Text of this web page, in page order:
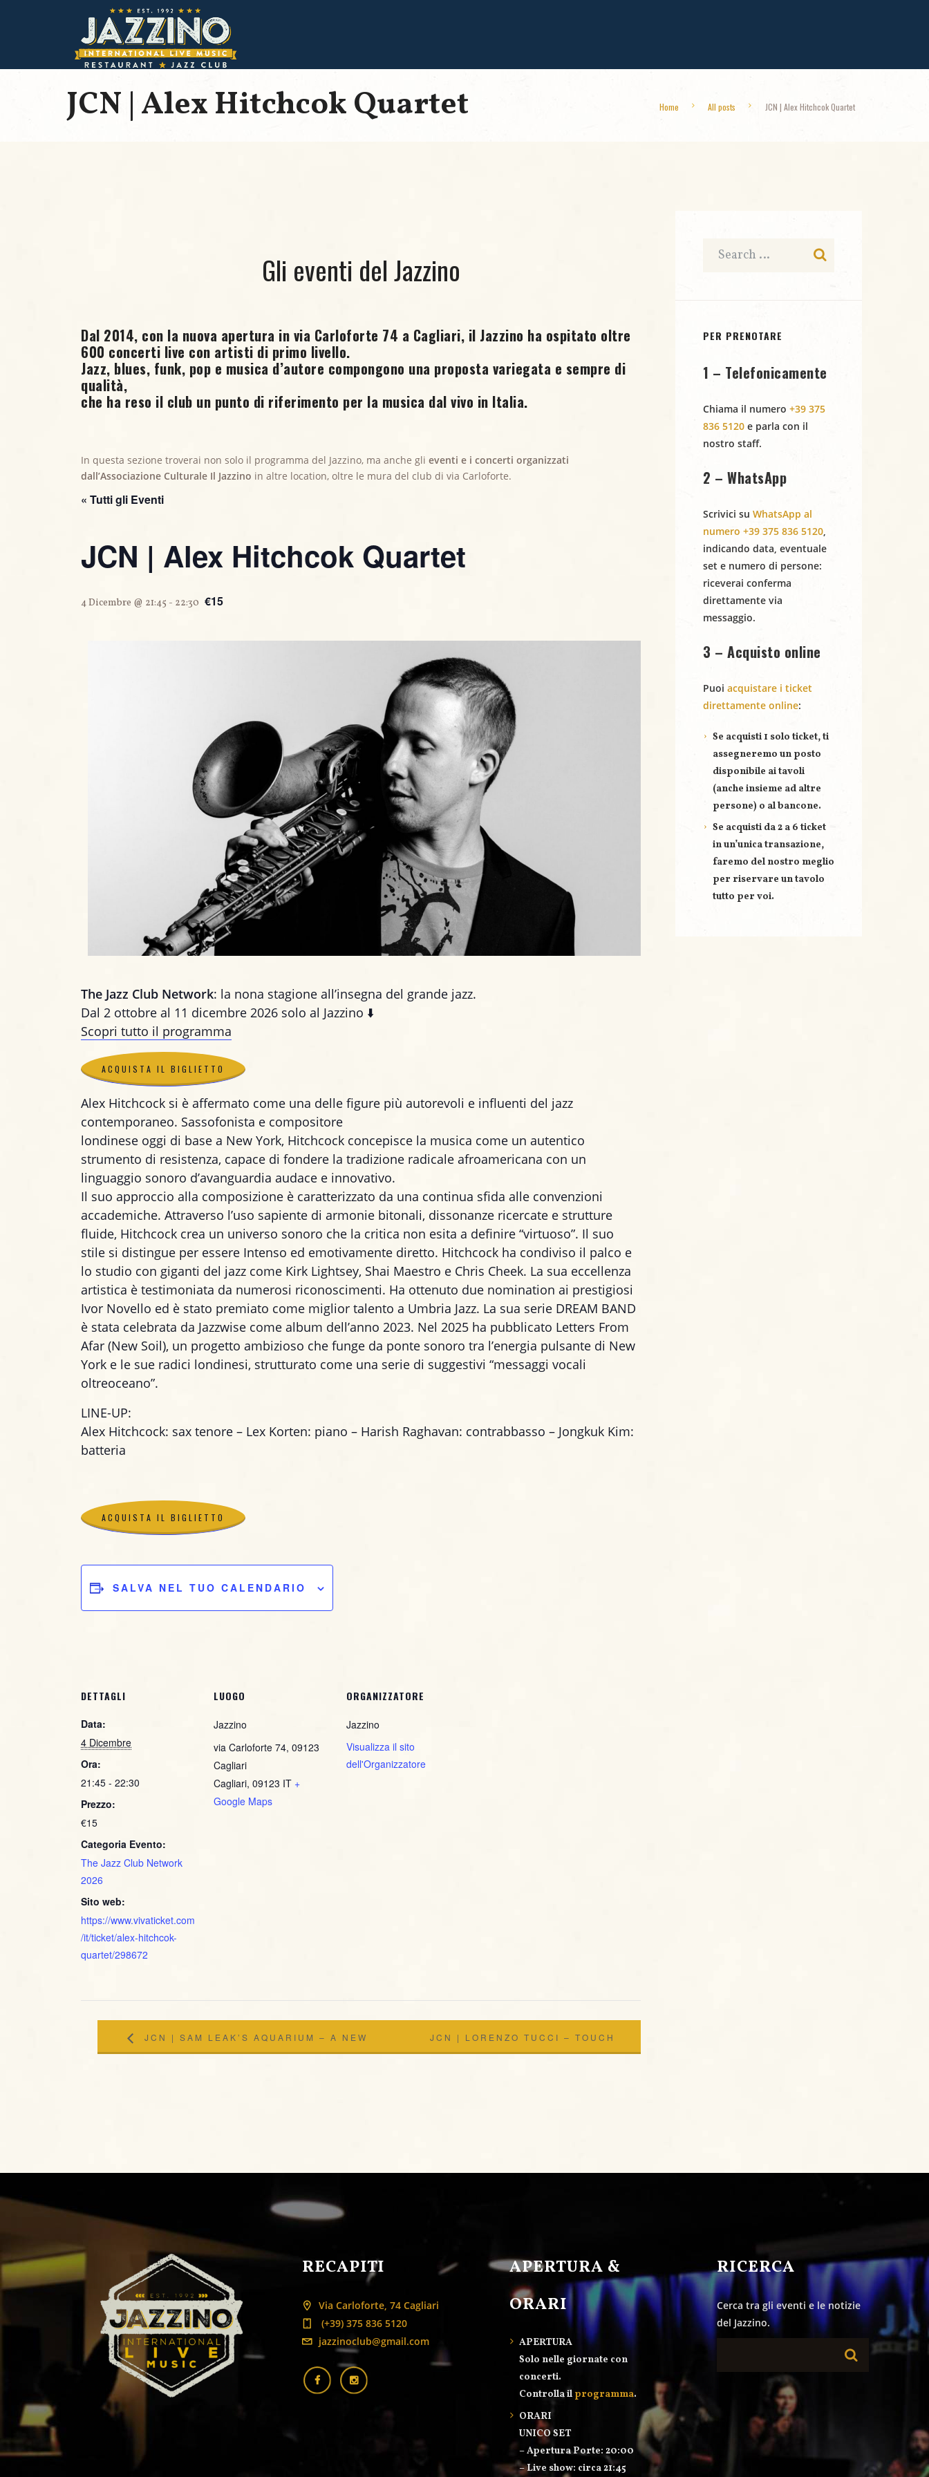
Home All posts JCN | Alex Hitchcok Quartet
JCN | Alex Hitchcok Quartet
Gli eventi del Jazzino
Dal 2014, con la nuova apertura in via Carloforte 74 a Cagliari, il Jazzino ha ospitato oltre
600 concerti live con artisti di primo livello.
Jazz, blues, funk, pop e musica d’autore compongono una proposta variegata e sempre di
qualità,
che ha reso il club un punto di riferimento per la musica dal vivo in Italia.
In questa sezione troverai non solo il programma del Jazzino, ma anche gli eventi e i concerti organizzati
dall’Associazione Culturale Il Jazzino in altre location, oltre le mura del club di via Carloforte.
« Tutti gli Eventi
JCN | Alex Hitchcok Quartet
4 Dicembre @ 21:45 - 22:30 €15
The Jazz Club Network: la nona stagione all’insegna del grande jazz.
Dal 2 ottobre al 11 dicembre 2026 solo al Jazzino ⬇️
Scopri tutto il programma
ACQUISTA IL BIGLIETTO
ACQUISTA IL BIGLIETTO
Alex Hitchcock si è affermato come una delle figure più autorevoli e influenti del jazz
contemporaneo. Sassofonista e compositore
londinese oggi di base a New York, Hitchcock concepisce la musica come un autentico
strumento di resistenza, capace di fondere la tradizione radicale afroamericana con un
linguaggio sonoro d’avanguardia audace e innovativo.
Il suo approccio alla composizione è caratterizzato da una continua sfida alle convenzioni
accademiche. Attraverso l’uso sapiente di armonie bitonali, dissonanze ricercate e strutture
fluide, Hitchcock crea un universo sonoro che la critica non esita a definire “virtuoso”. Il suo
stile si distingue per essere Intenso ed emotivamente diretto. Hitchcock ha condiviso il palco e
lo studio con giganti del jazz come Kirk Lightsey, Shai Maestro e Chris Cheek. La sua eccellenza
artistica è testimoniata da numerosi riconoscimenti. Ha ottenuto due nomination ai prestigiosi
Ivor Novello ed è stato premiato come miglior talento a Umbria Jazz. La sua serie DREAM BAND
è stata celebrata da Jazzwise come album dell’anno 2023. Nel 2025 ha pubblicato Letters From
Afar (New Soil), un progetto ambizioso che funge da ponte sonoro tra l’energia pulsante di New
York e le sue radici londinesi, strutturato come una serie di suggestivi “messaggi vocali
oltreoceano”.
LINE-UP:
Alex Hitchcock: sax tenore – Lex Korten: piano – Harish Raghavan: contrabbasso – Jongkuk Kim:
batteria
ACQUISTA IL BIGLIETTO
SALVA NEL TUO CALENDARIO
DETTAGLI
Data:
4 Dicembre
Ora:
21:45 - 22:30
Prezzo:
€15
Categoria Evento:
The Jazz Club Network
2026
Sito web:
https://www.vivaticket.com
/it/ticket/alex-hitchcok-
quartet/298672
LUOGO
Jazzino
via Carloforte 74, 09123
Cagliari
Cagliari, 09123 IT +
Google Maps
ORGANIZZATORE
Jazzino
Visualizza il sito
dell'Organizzatore
JCN | SAM LEAK’S AQUARIUM – A NEW JCN | LORENZO TUCCI – TOUCH
PER PRENOTARE
1 – Telefonicamente
Chiama il numero +39 375
836 5120 e parla con il
nostro staff.
2 – WhatsApp
Scrivici su WhatsApp al
numero +39 375 836 5120,
indicando data, eventuale
set e numero di persone:
riceverai conferma
direttamente via
messaggio.
3 – Acquisto online
Puoi acquistare i ticket
direttamente online:
Se acquisti 1 solo ticket, ti
assegneremo un posto
disponibile ai tavoli
(anche insieme ad altre
persone) o al bancone.
Se acquisti da 2 a 6 ticket
in un’unica transazione,
faremo del nostro meglio
per riservare untavolo
tutto per voi.
RECAPITI
Via Carloforte, 74 Cagliari
(+39) 375 836 5120
jazzinoclub@gmail.com
APERTURA &
ORARI
APERTURA
Solo nelle giornate con
concerti.
Controlla il programma.
ORARI
UNICO SET
– Apertura Porte: 20:00
– Live show: circa 21:45
RICERCA
Cerca tra gli eventi e le notizie
del Jazzino.